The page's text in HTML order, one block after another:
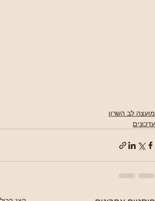
מועצה לב השרון
עדכונים